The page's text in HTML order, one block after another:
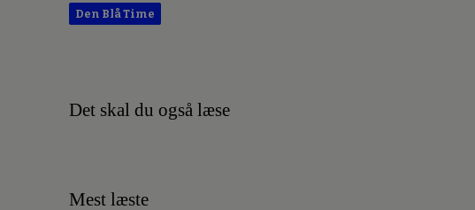
Den Blå Time
Det skal du også læse
Mest læste